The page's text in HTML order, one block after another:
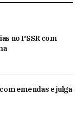
no PSSR com
emendas e julga